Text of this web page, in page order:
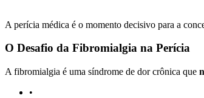
A perícia médica é o momento decisivo para a
O Desafio da Fibromialgia na Perícia
A fibromialgia é uma síndrome de dor crônica que
•